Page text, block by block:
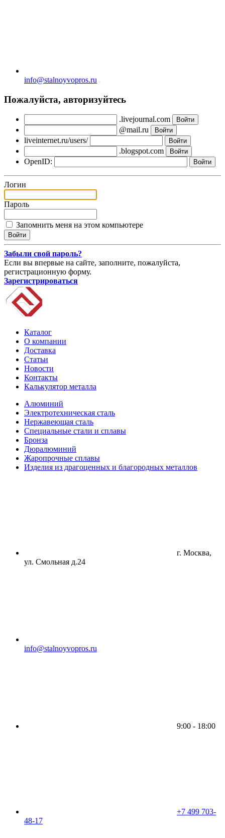
info@stalnoyvopros.ru
Пожалуйста, авторизуйтесь
.livejournal.com
@mail.ru
liveinternet.ru/users/
.blogspot.com
OpenID:
Логин
Пароль
Запомнить меня на этом компьютере
Забыли свой пароль?
Если вы впервые на сайте, заполните, пожалуйста,
регистрационную форму.
Зарегистрироваться
Каталог
О компании
Доставка
Статьи
Новости
Контакты
Калькулятор металла
Алюминий
Электротехническая сталь
Нержавеющая сталь
Специальные стали и сплавы
Бронза
Дюралюминий
Жаропрочные сплавы
Изделия из драгоценных и благородных металлов
г. Москва,
ул. Смольная д.24
info@stalnoyvopros.ru
9:00 - 18:00
+7 499 703-
48-17